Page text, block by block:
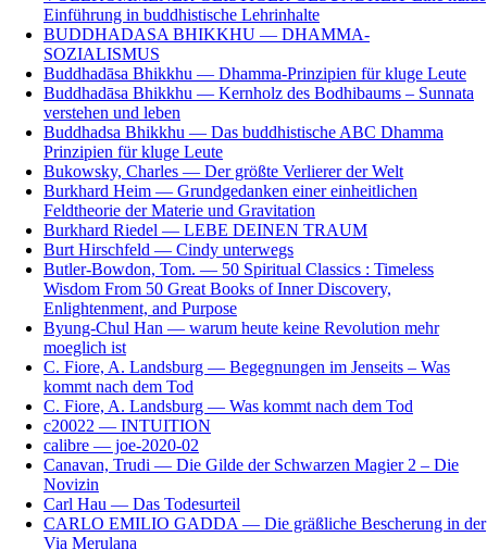
Einführung in buddhistische Lehrinhalte
BUDDHADASA BHIKKHU — DHAMMA-
SOZIALISMUS
Buddhadāsa Bhikkhu — Dhamma-Prinzipien für kluge Leute
Buddhadāsa Bhikkhu — Kernholz des Bodhibaums – Sunnata
verstehen und leben
Buddhadsa Bhikkhu — Das buddhistische ABC Dhamma
Prinzipien für kluge Leute
Bukowsky, Charles — Der größte Verlierer der Welt
Burkhard Heim — Grundgedanken einer einheitlichen
Feldtheorie der Materie und Gravitation
Burkhard Riedel — LEBE DEINEN TRAUM
Burt Hirschfeld — Cindy unterwegs
Butler-Bowdon, Tom. — 50 Spiritual Classics : Timeless
Wisdom From 50 Great Books of Inner Discovery,
Enlightenment, and Purpose
Byung-Chul Han — warum heute keine Revolution mehr
moeglich ist
C. Fiore, A. Landsburg — Begegnungen im Jenseits – Was
kommt nach dem Tod
C. Fiore, A. Landsburg — Was kommt nach dem Tod
c20022 — INTUITION
calibre — joe-2020-02
Canavan, Trudi — Die Gilde der Schwarzen Magier 2 – Die
Novizin
Carl Hau — Das Todesurteil
CARLO EMILIO GADDA — Die gräßliche Bescherung in der
Via Merulana